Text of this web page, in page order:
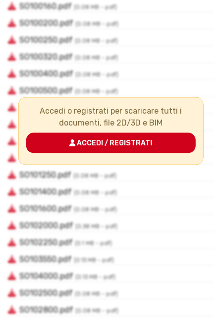
Accedi o registrati per scaricare tutti i
documenti, file 2D/3D e BIM
ACCEDI / REGISTRATI